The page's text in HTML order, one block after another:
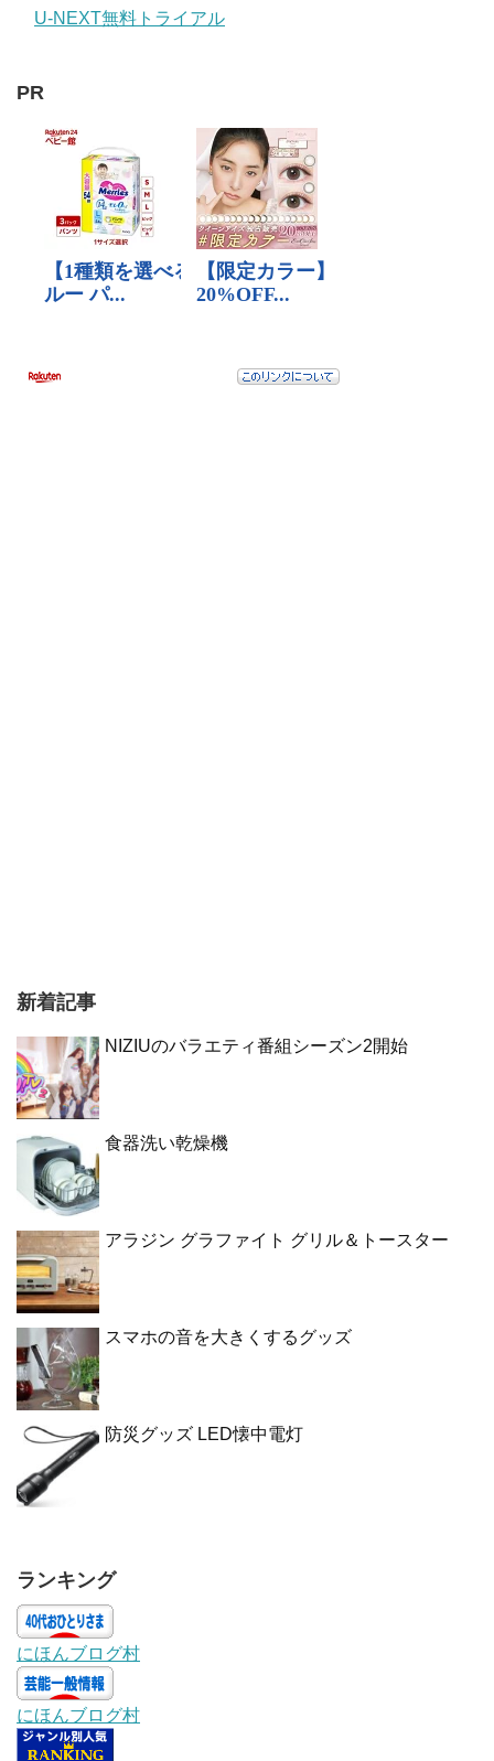
U-NEXT無料トライアル
PR
新着記事
NIZIUのバラエティ番組シーズン2開始
食器洗い乾燥機
アラジン グラファイト グリル＆トースター
スマホの音を大きくするグッズ
防災グッズ LED懐中電灯
ランキング
にほんブログ村
にほんブログ村